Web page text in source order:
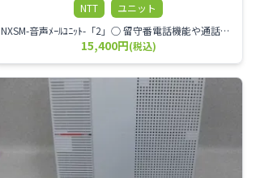
NTT
ユニット
NXSM-音声ﾒｰﾙﾕﾆｯﾄ-「2」○ 留守番電話機能や通話録音機能を4回路搭載○ 1枚で最大約60時間の音声録音が可能○ 音声メール通知において、E-mail連動機能が利用可能(NXSM-4BRUが別途必要)○ 内線ボックスNXM搭載時⇒最大30ボックスNXS搭載時⇒最大10ボックス フリーボックス：最大20ボックス同報ボックス ：最大6○ 1メッセージ当たりの録音時間：10秒～30分(初期値：3分)○ 最大録音件数：2000件
15,400円(税込)